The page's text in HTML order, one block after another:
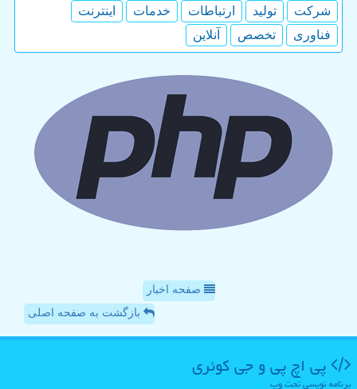
شركت تولید ارتباطات خدمات
اینترنت
فناوری
تخصص آنلاین
صفحه اخبار
بازگشت به صفحه اصلی
پی اچ پی و جی كوئری
برنامه نویسی تحت وب